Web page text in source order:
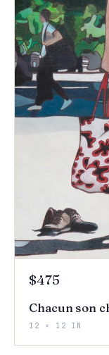
$475
Chacun son
12 × 12 IN